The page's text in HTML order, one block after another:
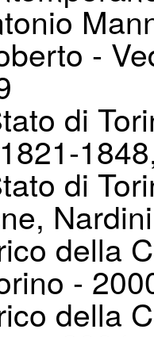
-
di
di
della
-
della